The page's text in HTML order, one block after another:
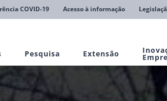
COVID-19 Acesso à informação
Pesquisa Extensão